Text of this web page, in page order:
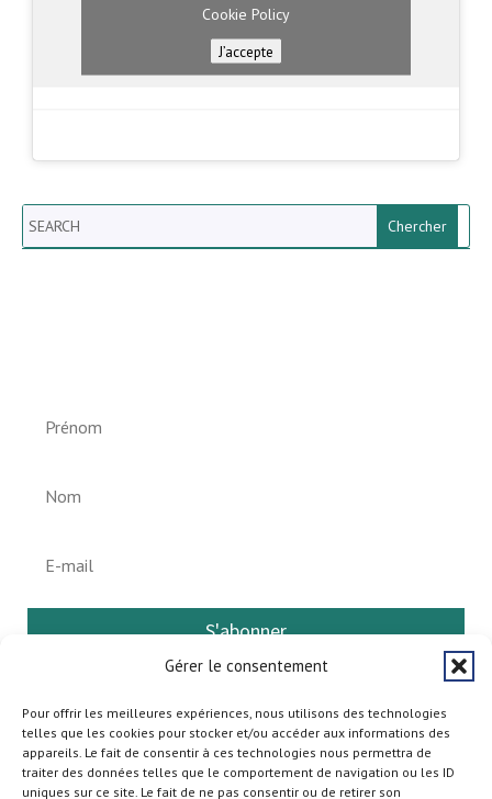
Gérer le consentement
Pour offrir les meilleures expériences, nous utilisons des technologies
telles que les cookies pour stocker et/ou accéder aux informations des
appareils. Le fait de consentir à ces technologies nous permettra de
traiter des données telles que le comportement de navigation ou les ID
uniques sur ce site. Le fait de ne pas consentir ou de retirer son
Cookie Policy
J’accepte
Search
S'abonner